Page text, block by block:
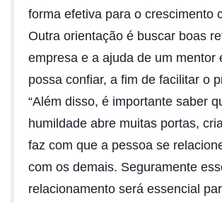
forma efetiva para o crescimento
Outra orientação é buscar boas
empresa e a ajuda de um mentor
possa confiar, a fim de facilitar o
“Além disso, é importante saber
humildade abre muitas portas,
faz com que a pessoa se
com os demais. Seguramente
relacionamento será essencial